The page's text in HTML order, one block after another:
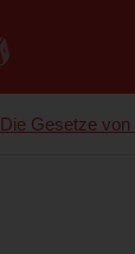
Die Gesetze von